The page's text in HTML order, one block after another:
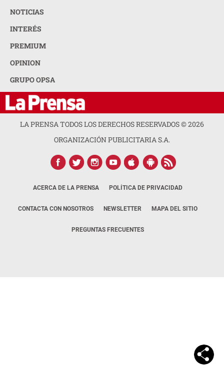
NOTICIAS
INTERÉS
PREMIUM
OPINION
GRUPO OPSA
LA PRENSA TODOS LOS DERECHOS RESERVADOS ©2026
ORGANIZACIÓN PUBLICITARIA S.A.
ACERCA DE LA PRENSA POLÍTICA DE PRIVACIDAD
CONTACTA CON NOSOTROS NEWSLETTER MAPA DEL SITIO
PREGUNTAS FRECUENTES